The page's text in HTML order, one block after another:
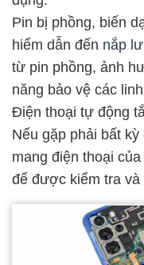
Pin bị phồng, biến
hiểm dẫn đến nắp
từ pin phồng, ảnh
năng bảo vệ các
Điện thoại tự động
Nếu gặp phải bất
mang điện thoại
để được kiểm tra